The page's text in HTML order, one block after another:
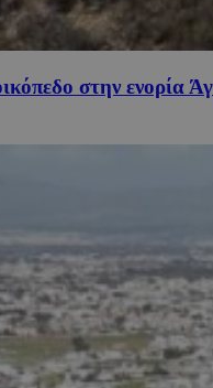
στην ενορία